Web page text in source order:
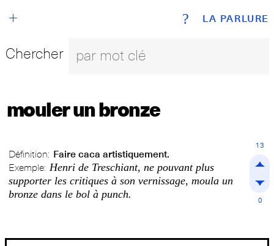
LA PARLURE
+ ?
Chercher
mouler un bronze
Définition: Faire caca artistiquement.
Exemple: Henri de Treschiant, ne pouvant plus
supporter les critiques à son vernissage, moula un
bronze dans le bol à punch.
13
0